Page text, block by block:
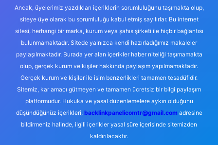
Ancak, üyelerimiz yazdıkları içeriklerin sorumluluğunu taşımakta olup,
siteye üye olarak bu sorumluluğu kabul etmiş sayılırlar. Bu internet
sitesi, herhangi bir marka, kurum veya şahıs şirketi ile hiçbir bağlantısı
bulunmamaktadır. Sitede yalnızca kendi hazırladığımız makaleler
paylaşılmaktadır. Burada yer alan içerikler haber niteliği taşımamakta
olup, gerçek kurum ve kişiler hakkında paylaşım yapılmamaktadır.
Gerçek kurum ve kişiler ile isim benzerlikleri tamamen tesadüfidir.
Sitemiz, kar amacı gütmeyen ve tamamen ücretsiz bir bilgi paylaşım
platformudur. Hukuka ve yasal düzenlemelere aykırı olduğunu
düşündüğünüz içerikleri, backlinkpanelicomtr@gmail.comadresine
bildirmeniz halinde, ilgili içerikler yasal süre içerisinde sitemizden
kaldırılacaktır.